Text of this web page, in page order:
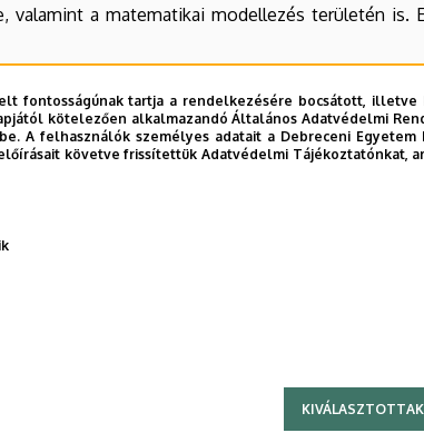
valamint a matematikai modellezés területén is.
a helyes gazdaságpolitika
cikke és tanulmánya, amelyekből válogatás
hagyományok alapján tavaly létrejött
kritikus elemzésére épülő elméleti
mutatnak fel amelyet a Debreceni
fontosságúnak tartja a rendelkezésére bocsátott,
kötelezően alkalmazandó Általános Adatvédelmi
A felhasználók személyes adatait a Debreceni
előírásait követve frissítettük Adatvédelmi